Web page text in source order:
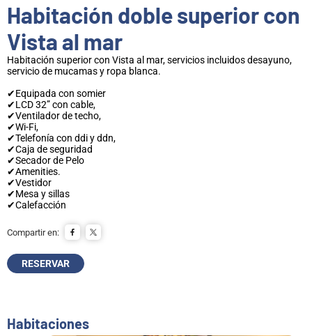
Habitación doble superior con
Vista al mar
Habitación superior con Vista al mar, servicios incluidos desayuno,
servicio de mucamas y ropa blanca.
✔Equipada con somier
✔LCD 32” con cable,
✔Ventilador de techo,
✔Wi-Fi,
✔Telefonía con ddi y ddn,
✔Caja de seguridad
✔Secador de Pelo
✔Amenities.
✔Vestidor
✔Mesa y sillas
✔Calefacción
Compartir en:
RESERVAR
Habitaciones